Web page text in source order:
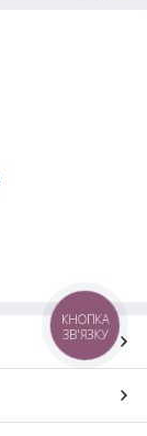
КНОПКА
ЗВ'ЯЗКУ